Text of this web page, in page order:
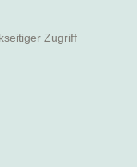
Zugriff